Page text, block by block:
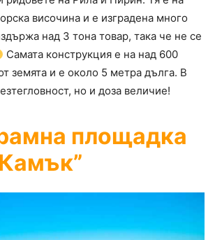
височина и е изградена много
над 3 тона товар, така че не се
Самата конструкция е на над 600
земята и е около 5 метра дълга. В
но и доза величие!
площадка